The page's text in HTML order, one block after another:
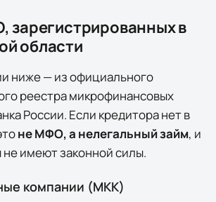
зарегистрированных в
области
ниже — из официального
реестра микрофинансовых
России. Если кредитора нет в
не МФО, а нелегальный займ, и
не имеют законной силы.
компании (МКК)